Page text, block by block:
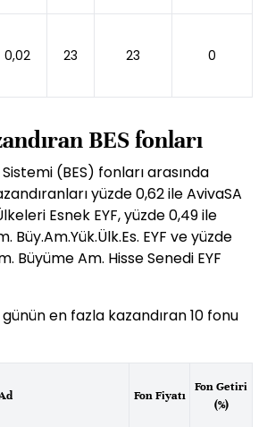
0,02 23 23 0
BES fonları
(BES) fonları arasında
yüzde 0,62 ile AvivaSA
Esnek EYF, yüzde 0,49 ile
Büy.Am.Yük.Ülk.Es. EYF ve yüzde
Büyüme Am. Hisse Senedi EYF
en fazla kazandıran 10 fonu
Fon Fiyatı
Fon Getiri
(%)